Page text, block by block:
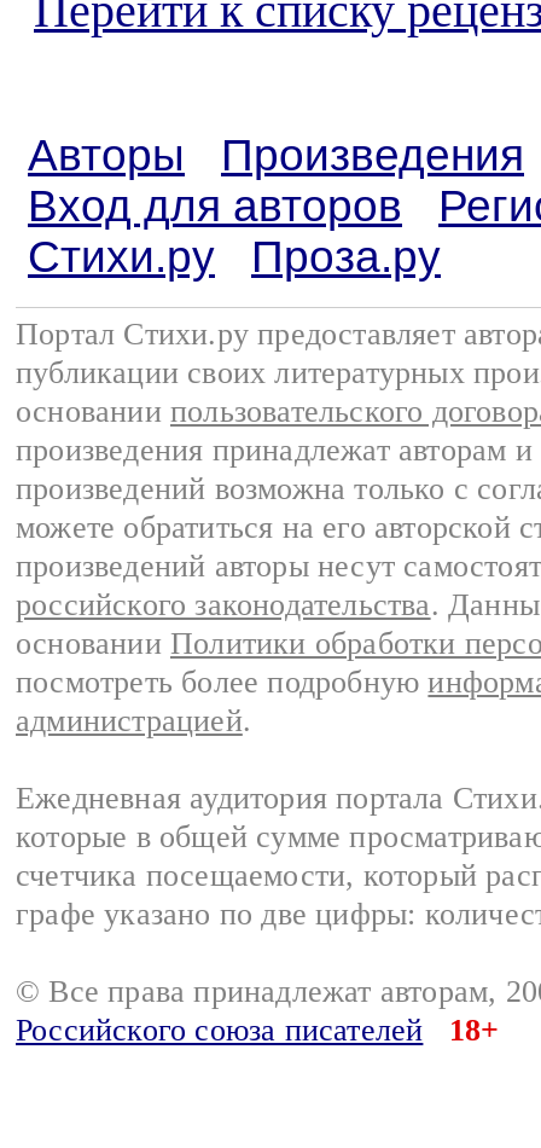
Перейти к списку
Авторы
Произведения
Вход для авторов
Стихи.ру
Проза.ру
Портал Стихи.ру предоставляет
публикации своих литературных
основании пользовательского
произведения принадлежат авторам
произведений возможна только с
можете обратиться на его авторской
произведений авторы несут
российского законодательства.
основании Политики обработки
посмотреть более подробную
администрацией.
Ежедневная аудитория портала
которые в общей сумме
счетчика посещаемости, который
графе указано по две цифры:
© Все права принадлежат авторам,
Российского союза писателей
18+